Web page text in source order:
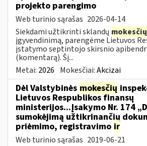
projekto parengimo
Web turinio sąrašas 2026-04-14
Siekdami užtikrinti sklandų mokesčių
įgyvendinimą, parengėme Lietuvos
įstatymo septintojo skirsnio
(komentarą). Šį...
Metai: 2026 Mokesčiai:Akcizai
Dėl Valstybinės mokesčių
Lietuvos Respublikos finansų
ministerijos...Įsakymo Nr. 174
sumokėjimą užtikrinančių
priėmimo, registravimo ir
Web turinio sąrašas 2019-06-21